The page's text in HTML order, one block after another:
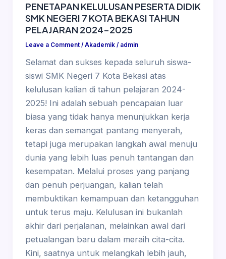
PENETAPAN KELULUSAN PESERTA DIDIK
SMK NEGERI 7 KOTA BEKASI TAHUN
PELAJARAN 2024-2025
Leave a Comment / Akademik/ admin
Selamat dan sukses kepada seluruh siswa-
siswi SMK Negeri 7 Kota Bekasi atas
kelulusan kalian di tahun pelajaran 2024-
2025! Ini adalah sebuah pencapaian luar
biasa yang tidak hanya menunjukkan kerja
keras dan semangat pantang menyerah,
tetapi juga merupakan langkah awal menuju
dunia yang lebih luas penuh tantangan dan
kesempatan. Melalui proses yang panjang
dan penuh perjuangan, kalian telah
membuktikan kemampuan dan ketangguhan
untuk terus maju. Kelulusan ini bukanlah
akhir dari perjalanan, melainkan awal dari
petualangan baru dalam meraih cita-cita.
Kini, saatnya untuk melangkah lebih jauh,